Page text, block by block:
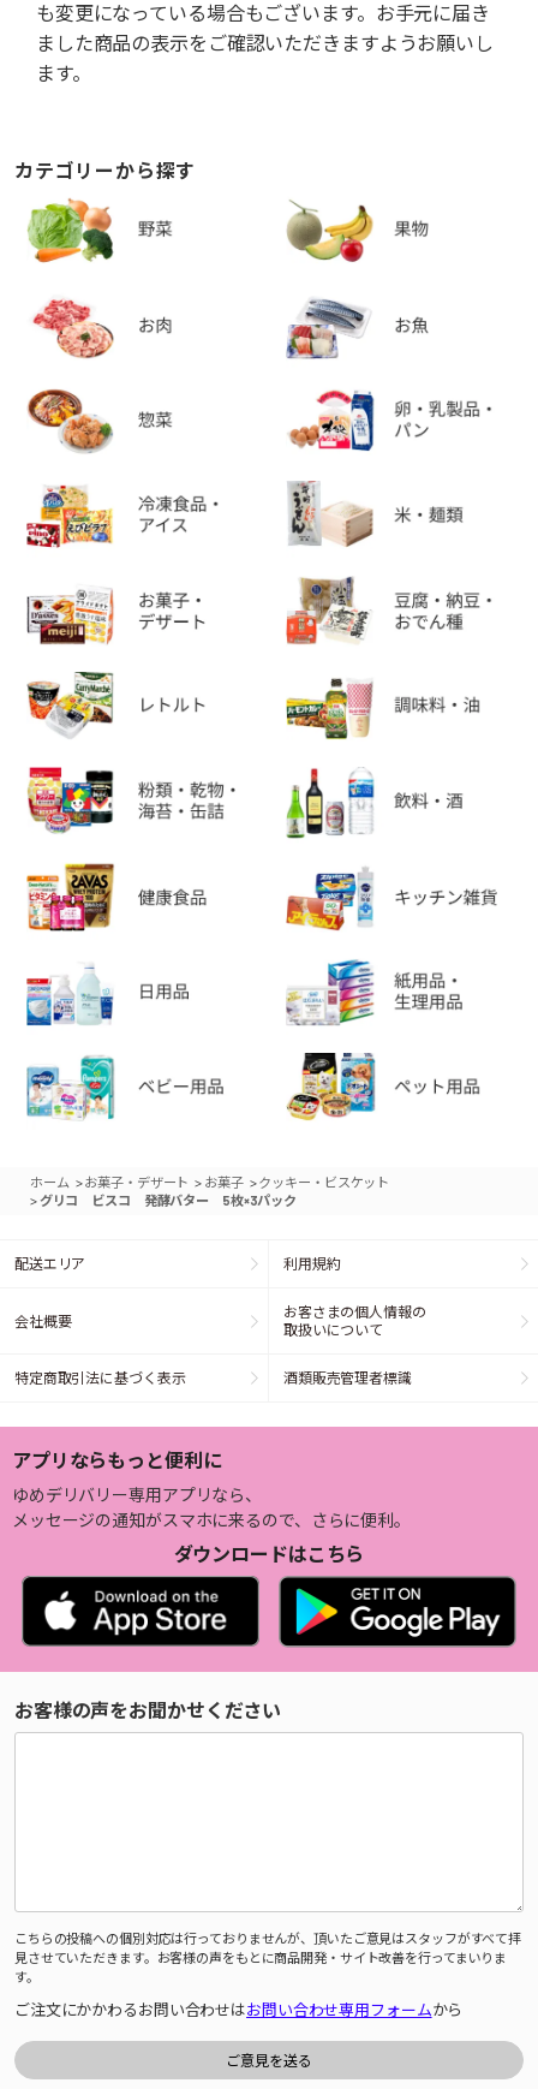
も変更になっている場合もございます。お手元に届き
ました商品の表示をご確認いただきますようお願いし
ます。
カテゴリーから探す
ホーム >お菓子・デザート > お菓子 >クッキー・ビスケット
>グリコ ビスコ 発酵バター 5枚×3パック
配送エリア 利用規約
会社概要
お客さまの個人情報の
取扱いについて
特定商取引法に基づく表示 酒類販売管理者標識
アプリならもっと便利に
ゆめデリバリー専用アプリなら、
メッセージの通知がスマホに来るので、さらに便利。
ダウンロードはこちら
お客様の声をお聞かせください
こちらの投稿への個別対応は行っておりませんが、頂いたご意見はスタッフがすべて拝
見させていただきます。お客様の声をもとに商品開発・サイト改善を行ってまいりま
す。
ご注文にかかわるお問い合わせはお問い合わせ専用フォームから